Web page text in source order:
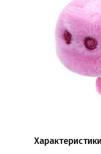
Характеристики